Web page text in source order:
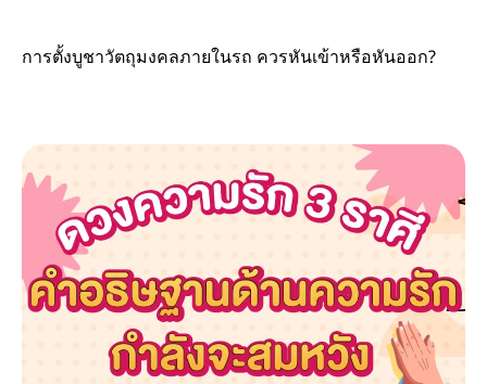
การตั้งบูชาวัตถุมงคลภายในรถ ควรหันเข้าหรือหันออก?